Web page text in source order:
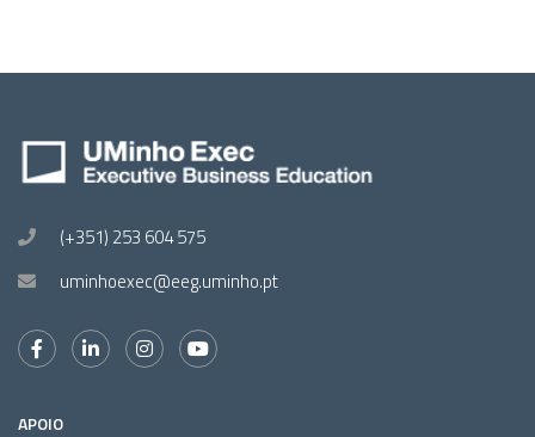
(+351) 253 604 575
uminhoexec@eeg.uminho.pt
APOIO